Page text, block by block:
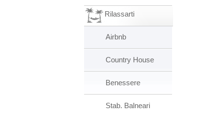
Rilassarti
Airbnb
Country House
Benessere
Stab. Balneari